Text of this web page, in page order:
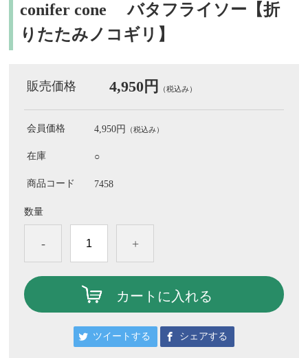
conifer cone バタフライソー【折
りたたみノコギリ】
販売価格 4,950円 （税込み）
会員価格 4,950円 （税込み）
在庫 ○
商品コード 7458
数量
- +
カートに入れる
ツイートする シェアする